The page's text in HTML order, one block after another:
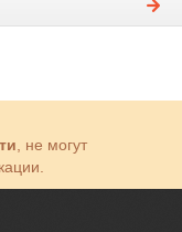
, не могут